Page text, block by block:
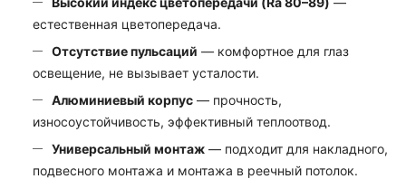
естественная цветопередача.
Отсутствие пульсаций — комфортное для глаз
освещение, не вызывает усталости.
Алюминиевый корпус — прочность,
износоустойчивость, эффективный теплоотвод.
Универсальный монтаж — подходит для накладного,
подвесного монтажа и монтажа в реечный потолок.